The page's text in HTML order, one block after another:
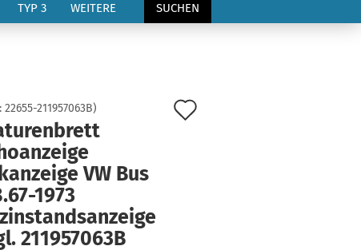
TYP 3 SUCHEN
WEITERE
22655-211957063B)
VW Bus
1973
211957063B